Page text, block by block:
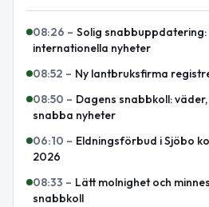
08:26 – Solig
internationella nyheter
08:52 – Ny lantbruksfirma
08:50 – Dagens snabbkoll:
snabba nyheter
06:10 – Eldningsförbud i Sjöbo
2026
08:33 – Lätt molnighet och
snabbkoll